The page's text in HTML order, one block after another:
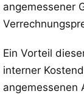
angemessener
Ein Vorteil
interner
angemessenen